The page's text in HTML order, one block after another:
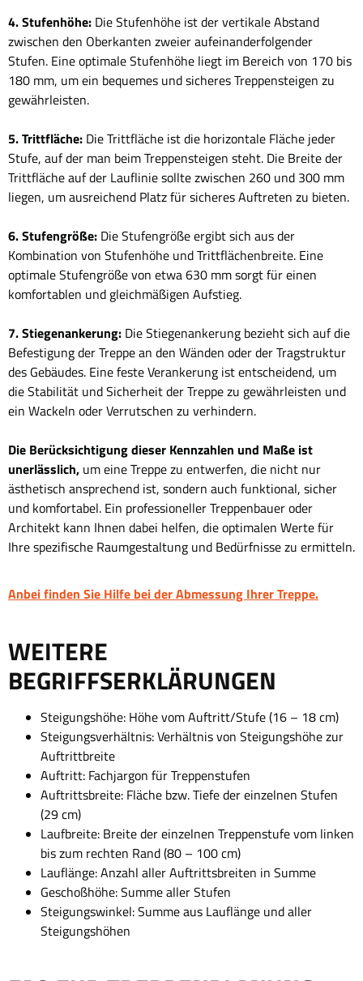
4. Stufenhöhe: Die Stufenhöhe ist der vertikale Abstand
zwischen den Oberkanten zweier aufeinanderfolgender
Stufen. Eine optimale Stufenhöhe liegt im Bereich von 170 bis
180 mm, um ein bequemes und sicheres Treppensteigen zu
gewährleisten.
5. Trittfläche: Die Trittfläche ist die horizontale Fläche jeder
Stufe, auf der man beim Treppensteigen steht. Die Breite der
Trittfläche auf der Lauflinie sollte zwischen 260 und 300 mm
liegen, um ausreichend Platz für sicheres Auftreten zu bieten.
6. Stufengröße: Die Stufengröße ergibt sich aus der
Kombination von Stufenhöhe und Trittflächenbreite. Eine
optimale Stufengröße von etwa 630 mm sorgt für einen
komfortablen und gleichmäßigen Aufstieg.
7. Stiegenankerung: Die Stiegenankerung bezieht sich auf die
Befestigung der Treppe an den Wänden oder der Tragstruktur
des Gebäudes. Eine feste Verankerung ist entscheidend, um
die Stabilität und Sicherheit der Treppe zu gewährleisten und
ein Wackeln oder Verrutschen zu verhindern.
Die Berücksichtigung dieser Kennzahlen und Maße ist
unerlässlich, um eine Treppe zu entwerfen, die nicht nur
ästhetisch ansprechend ist, sondern auch funktional, sicher
und komfortabel. Ein professioneller Treppenbauer oder
Architekt kann Ihnen dabei helfen, die optimalen Werte für
Ihre spezifische Raumgestaltung und Bedürfnisse zu ermitteln.
Anbei finden Sie Hilfe bei der Abmessung Ihrer Treppe.
WEITERE
BEGRIFFSERKLÄRUNGEN
Steigungshöhe: Höhe vom Auftritt/Stufe (16 – 18 cm)
Steigungsverhältnis: Verhältnis von Steigungshöhe zur
Auftrittbreite
Auftritt: Fachjargon für Treppenstufen
Auftrittsbreite: Fläche bzw. Tiefe der einzelnen Stufen
(29 cm)
Laufbreite: Breite der einzelnen Treppenstufe vom linken
bis zum rechten Rand (80 – 100 cm)
Lauflänge: Anzahl aller Auftrittsbreiten in Summe
Geschoßhöhe: Summe aller Stufen
Steigungswinkel: Summe aus Lauflänge und aller
Steigungshöhen